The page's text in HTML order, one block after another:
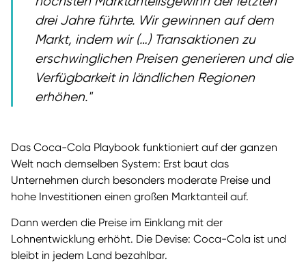
drei Jahre führte. Wir gewinnen auf dem
Markt, indem wir (…) Transaktionen zu
erschwinglichen Preisen generieren und die
Verfügbarkeit in ländlichen Regionen
erhöhen.
Das Coca-Cola Playbook funktioniert auf der ganzen
Welt nach demselben System: Erst baut das
Unternehmen durch besonders moderate Preise und
hohe Investitionen einen großen Marktanteil auf.
Dann werden die Preise im Einklang mit der
Lohnentwicklung erhöht. Die Devise: Coca-Cola ist und
bleibt in jedem Land bezahlbar.